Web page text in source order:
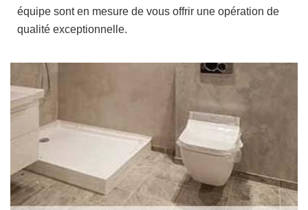
équipe sont en mesure de vous offrir une opération de
qualité exceptionnelle.